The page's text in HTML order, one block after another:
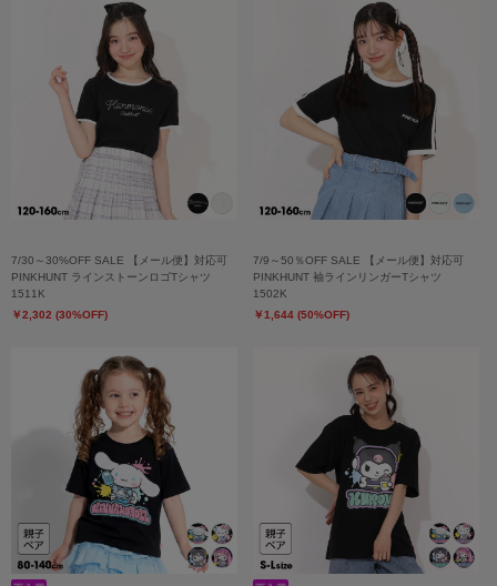
7/30～30%OFF SALE 【メール便】対応可
PINKHUNT ラインストーンロゴTシャツ
1511K
￥2,302 (30%OFF)
7/9～50％OFF SALE 【メール便】対応可
PINKHUNT 袖ラインリンガーTシャツ
1502K
￥1,644 (50%OFF)